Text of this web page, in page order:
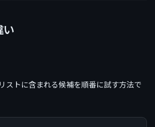
い
ストに含まれる候補を順番に試す方法で